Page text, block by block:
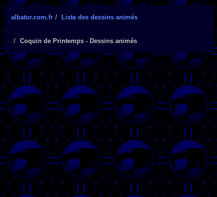
albator.com.fr Liste des dessins animés
Coquin de Printemps - Dessins animés